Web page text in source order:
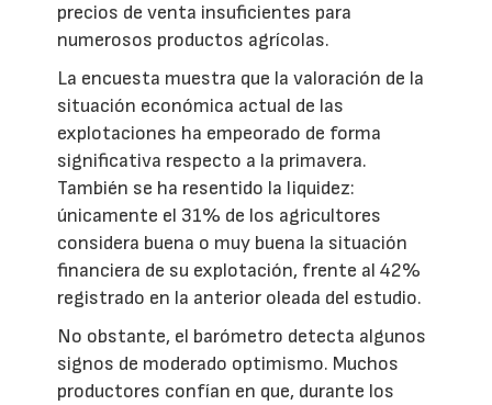
precios de venta insuficientes para
numerosos productos agrícolas.
La encuesta muestra que la valoración de la
situación económica actual de las
explotaciones ha empeorado de forma
significativa respecto a la primavera.
También se ha resentido la liquidez:
únicamente el 31% de los agricultores
considera buena o muy buena la situación
financiera de su explotación, frente al 42%
registrado en la anterior oleada del estudio.
No obstante, el barómetro detecta algunos
signos de moderado optimismo. Muchos
productores confían en que, durante los